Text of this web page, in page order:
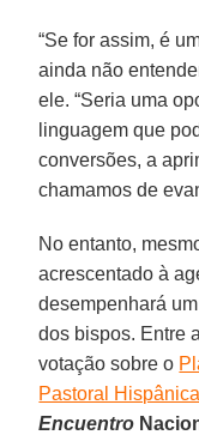
“Se for assim, é
ainda não
ele. “Seria uma
linguagem que
conversões, a
chamamos de
No entanto,
acrescentado à
desempenhará
dos bispos. Entre
votação sobre o
Pastoral
Encuentro